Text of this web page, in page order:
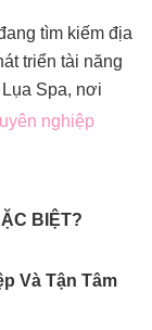
tìm kiếm địa
triển tài năng
Spa, nơi
nghiệp
BIỆT?
Và Tận Tâm